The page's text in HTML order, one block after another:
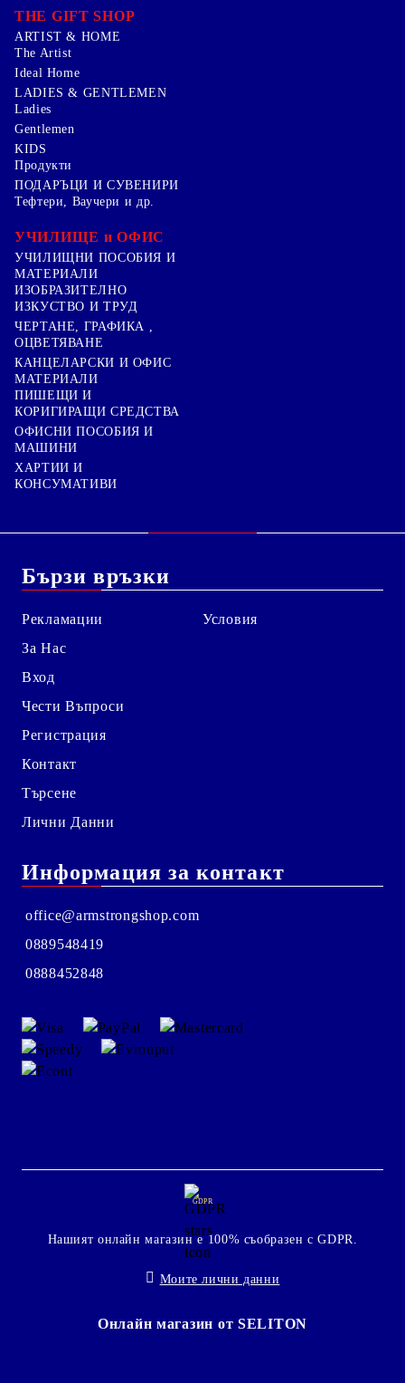
THE GIFT SHOP
ARTIST & HOME
The Artist
Ideal Home
LADIES & GENTLEMEN
Ladies
Gentlemen
KIDS
Продукти
ПОДАРЪЦИ И СУВЕНИРИ
Тефтери, Ваучери и др.
УЧИЛИЩЕ и ОФИС
УЧИЛИЩНИ ПОСОБИЯ И
МАТЕРИАЛИ
ИЗОБРАЗИТЕЛНО
ИЗКУСТВО И ТРУД
ЧЕРТАНЕ, ГРАФИКА ,
ОЦВЕТЯВАНЕ
КАНЦЕЛАРСКИ И ОФИС
МАТЕРИАЛИ
ПИШЕЩИ И
КОРИГИРАЩИ СРЕДСТВА
ОФИСНИ ПОСОБИЯ И
МАШИНИ
ХАРТИИ И
КОНСУМАТИВИ
Бързи връзки
Рекламации
За Нас
Вход
Чести Въпроси
Регистрация
Контакт
Търсене
Лични Данни
Условия
Информация за контакт
office@armstrongshop.com
0889548419
0888452848
GDPR
Нашият онлайн магазин е 100% съобразен с GDPR.
Моите лични данни
Онлайн магазин от SELITON